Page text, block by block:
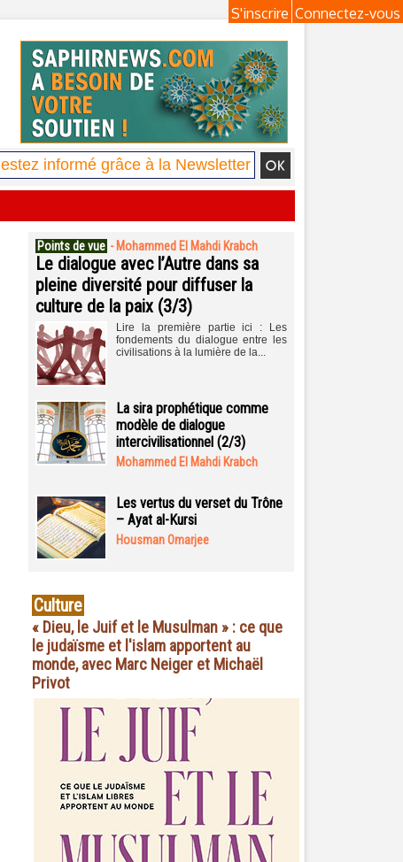
Connectez-vous
S'inscrire
Points de vue - Mohammed El Mahdi Krabch
Le dialogue avec l’Autre dans sa
pleine diversité pour diffuser la
culture de la paix (3/3)
Lire la première partie ici : Les
fondements du dialogue entre les
civilisations à la lumière de la...
La sira prophétique comme
modèle de dialogue
intercivilisationnel (2/3)
Mohammed El Mahdi Krabch
Les vertus du verset du Trône
– Ayat al-Kursi
Housman Omarjee
Culture
« Dieu, le Juif et le Musulman » : ce que
le judaïsme et l'islam apportent au
monde, avec Marc Neiger et Michaël
Privot